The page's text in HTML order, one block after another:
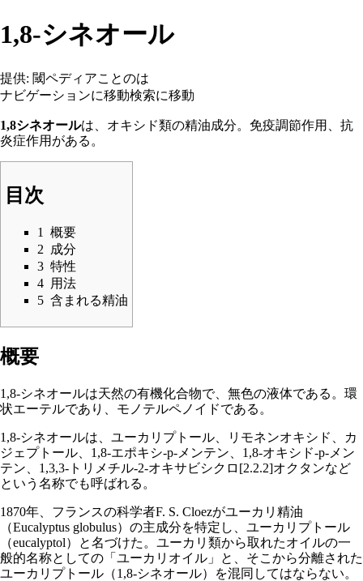
1,8-シネオール
提供: 閾ペディアことのは
ナビゲーションに移動検索に移動
1,8シネオールは、 オキシド類の精油成分。免疫調節作用、抗
炎症作用がある。
目次
1
概要
2
成分
3 特性
4 用法
5 含まれる精油
概要
1,8-シネオールは天然の有機化合物で、無色の液体である。環
状エーテルであり、モノテルペノイドである。
1,8-シネオールは、ユーカリプトール、リモネンオキシド、カ
ジェプトール、1,8-エポキシ-p-メンテン、1,8-オキシド-p-メン
テン、1,3,3-トリメチル-2-オキサビシクロ[2.2.2]オクタンなど
という名称でも呼ばれる。
1870年、フランスの科学者F. S. Cloezがユーカリ 精油
（Eucalyptus globulus）の主成分を特定し、ユーカリプトール
（eucalyptol）と名づけた。ユーカリ類から取れたオイルの一
般的名称としての「ユーカリオイル」と、そこから分離された
ユーカリプトール（1,8-シネオール）を混同してはならない。